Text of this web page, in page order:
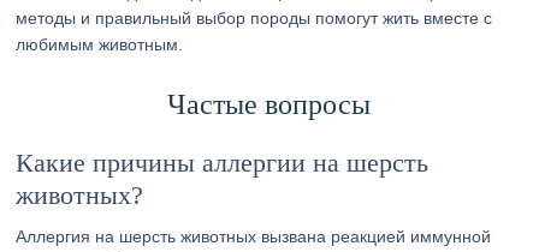
методы и правильный выбор породы помогут жить вместе с
любимым животным.
Частые вопросы
Какие причины аллергии на шерсть
животных?
Аллергия на шерсть животных вызвана реакцией иммунной